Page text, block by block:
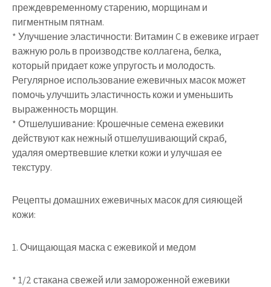
преждевременному старению, морщинам и
пигментным пятнам.
* Улучшение эластичности: Витамин C в ежевике играет
важную роль в производстве коллагена, белка,
который придает коже упругость и молодость.
Регулярное использование ежевичных масок может
помочь улучшить эластичность кожи и уменьшить
выраженность морщин.
* Отшелушивание: Крошечные семена ежевики
действуют как нежный отшелушивающий скраб,
удаляя омертвевшие клетки кожи и улучшая ее
текстуру.
Рецепты домашних ежевичных масок для сияющей
кожи:
1. Очищающая маска с ежевикой и медом
* 1/2 стакана свежей или замороженной ежевики